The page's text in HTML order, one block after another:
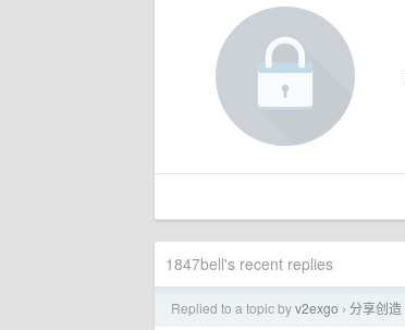
1847bell's recent replies
Replied to a topic byv2exgo › 分享创造